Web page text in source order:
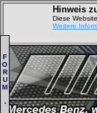
Hinweis
Diese
Weitere
F
O
R
U
M
-